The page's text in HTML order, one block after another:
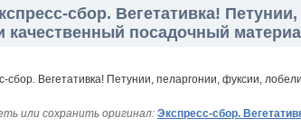
сбор. Вегетативка!
качественный посадочный
или сохранить оригинал: Экспресс-сбор.